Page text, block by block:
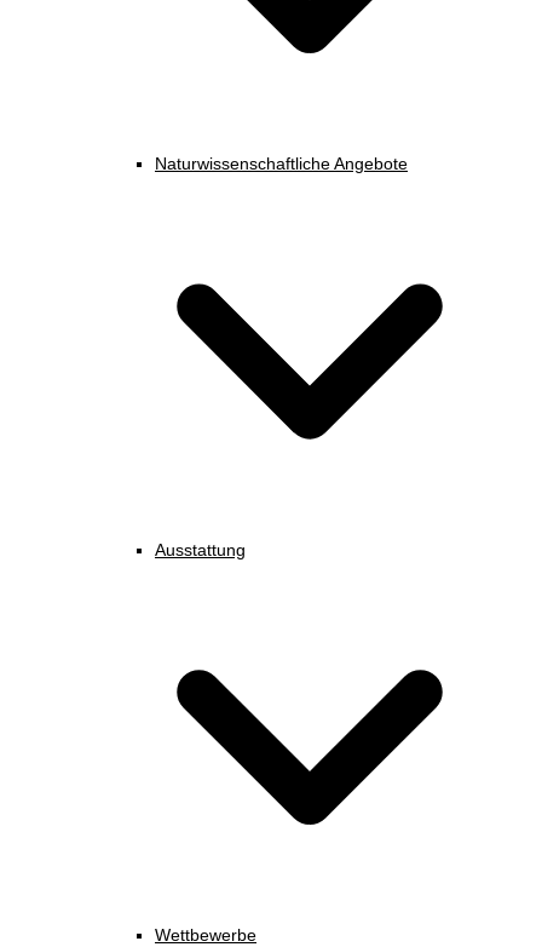
Naturwissenschaftliche Angebote
Ausstattung
Wettbewerbe